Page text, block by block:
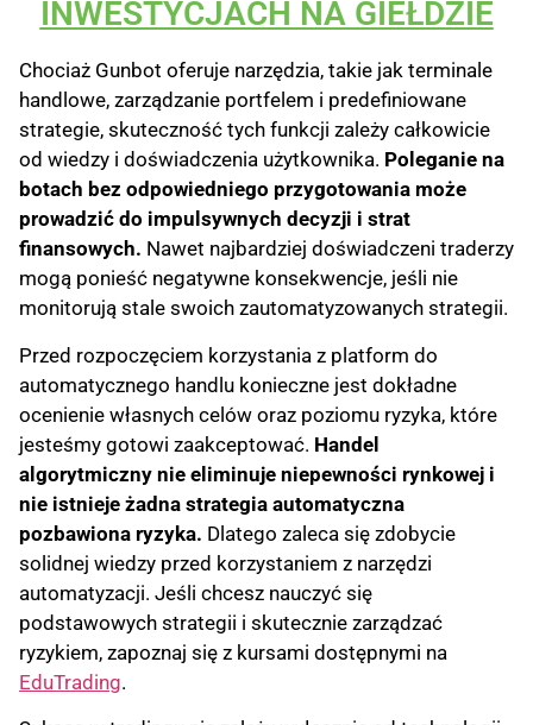
INWESTYCJACH NA GIEŁDZIE
Chociaż Gunbot oferuje narzędzia, takie jak terminale
handlowe, zarządzanie portfelem i predefiniowane
strategie, skuteczność tych funkcji zależy całkowicie
od wiedzy i doświadczenia użytkownika. Poleganie na
botach bez odpowiedniego przygotowania może
prowadzić do impulsywnych decyzji i strat
finansowych. Nawet najbardziej doświadczeni traderzy
mogą ponieść negatywne konsekwencje, jeśli nie
monitorują stale swoich zautomatyzowanych strategii.
Przed rozpoczęciem korzystania z platform do
automatycznego handlu konieczne jest dokładne
ocenienie własnych celów oraz poziomu ryzyka, które
jesteśmy gotowi zaakceptować. Handel
algorytmiczny nie eliminuje niepewności rynkowej i
nie istnieje żadna strategia automatyczna
pozbawiona ryzyka. Dlatego zaleca się zdobycie
solidnej wiedzy przed korzystaniem z narzędzi
automatyzacji. Jeśli chcesz nauczyć się
podstawowych strategii i skutecznie zarządzać
ryzykiem, zapoznaj się z kursami dostępnymi na
EduTrading.